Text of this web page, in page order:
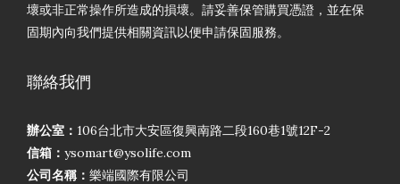
壞或非正常操作所造成的損壞。請妥善保管購買憑證，並在保
固期內向我們提供相關資訊以便申請保固服務。
聯絡我們
辦公室： 106台北市大安區復興南路二段160巷1號12F-2
信箱： ysomart@ysolife.com
公司名稱： 樂端國際有限公司